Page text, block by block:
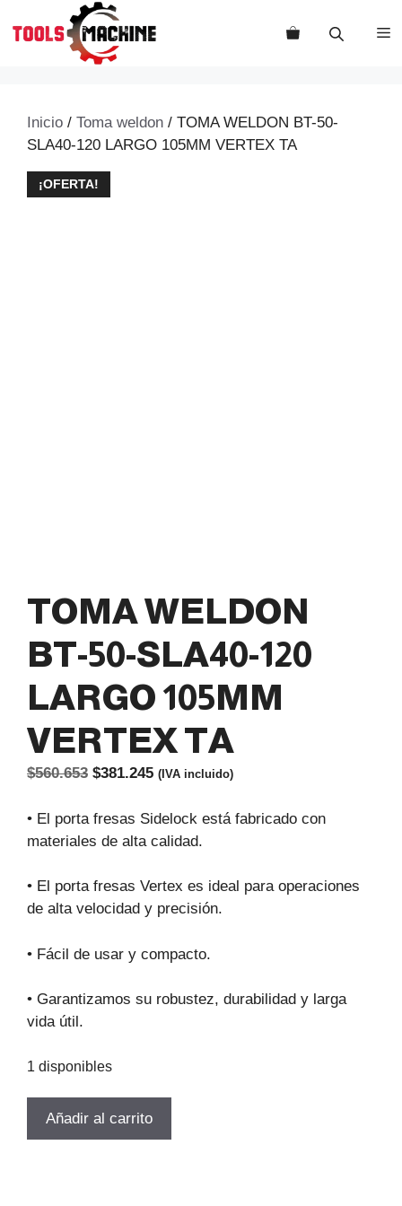
Inicio / Toma weldon / TOMA WELDON BT-50-
SLA40-120 LARGO 105MM VERTEX TA
¡OFERTA!
TOMA WELDON
BT-50-SLA40-120
LARGO 105MM
VERTEX TA
$560.653 El
original
era:
$381.245El
actual
es:
(IVA incluido)
• El porta fresas Sidelock está fabricado con
materiales de alta calidad.
• El porta fresas Vertex es ideal para operaciones
de alta velocidad y precisión.
• Fácil de usar y compacto.
• Garantizamos su robustez, durabilidad y larga
vida útil.
1 disponibles
Añadir al carrito